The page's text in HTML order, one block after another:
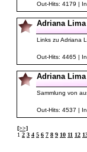
Out-Hits: 4179 |
Adriana
Links zu Adriana
Out-Hits: 4465 |
Adriana Lima
Sammlung von
Out-Hits: 4537 |
[>>]
1 2 3 4 5 6 7 8 9 10 11 12